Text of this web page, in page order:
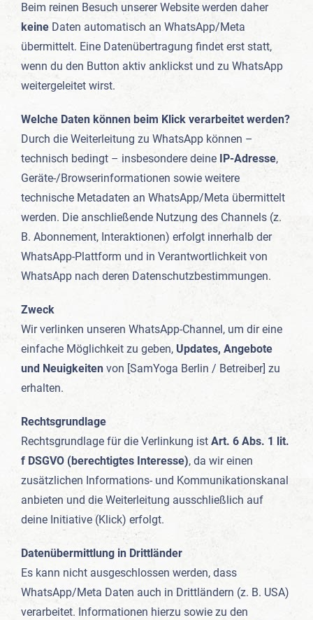
Beim reinen Besuch unserer Website werden daher
keine Daten automatisch an WhatsApp/Meta
übermittelt. Eine Datenübertragung findet erst statt,
wenn du den Button aktiv anklickst und zu WhatsApp
weitergeleitet wirst.
Welche Daten können beim Klick verarbeitet werden?
Durch die Weiterleitung zu WhatsApp können –
technisch bedingt – insbesondere deine IP-Adresse,
Geräte-/Browserinformationen sowie weitere
technische Metadaten an WhatsApp/Meta übermittelt
werden. Die anschließende Nutzung des Channels (z.
B. Abonnement, Interaktionen) erfolgt innerhalb der
WhatsApp-Plattform und in Verantwortlichkeit von
WhatsApp nach deren Datenschutzbestimmungen.
Zweck
Wir verlinken unseren WhatsApp-Channel, um dir eine
einfache Möglichkeit zu geben, Updates, Angebote
und Neuigkeiten von [SamYoga Berlin / Betreiber] zu
erhalten.
Rechtsgrundlage
Rechtsgrundlage für die Verlinkung ist Art. 6 Abs. 1 lit.
f DSGVO (berechtigtes Interesse), da wir einen
zusätzlichen Informations- und Kommunikationskanal
anbieten und die Weiterleitung ausschließlich auf
deine Initiative (Klick) erfolgt.
Datenübermittlung in Drittländer
Es kann nicht ausgeschlossen werden, dass
WhatsApp/Meta Daten auch in Drittländern (z. B. USA)
verarbeitet. Informationen hierzu sowie zu den